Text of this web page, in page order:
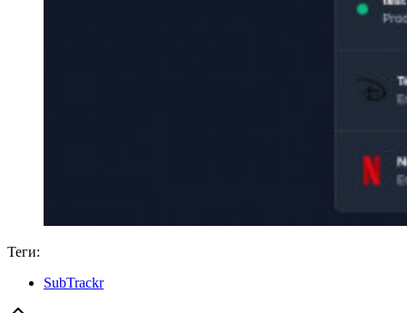
Теги:
SubTrackr